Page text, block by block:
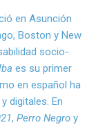
en Asunción
Boston y New
socio-
es su primer
en español ha
digitales. En
, Perro Negro y